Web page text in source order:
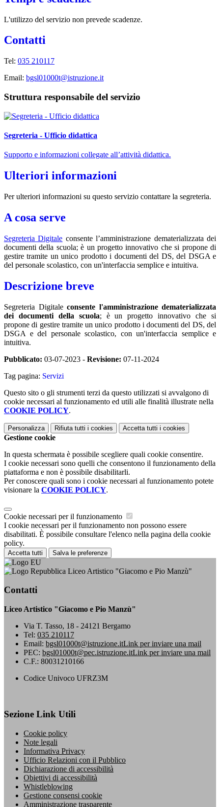
L'utilizzo del servizio non prevede scadenze.
Contatti
Tel: 035 210117
Email: bgsl01000t@istruzione.it
Struttura responsabile del servizio
Segreteria - Ufficio didattica
Supporto e informazioni collegate all’attività didattica.
Ulteriori informazioni
Per ulteriori informazioni su questo servizio contattare la segreteria.
A cosa serve
Segreteria Digitale consente l’amministrazione dematerializzata dei
documenti della scuola; è un progetto innovativo che si propone di
gestire tramite un unico prodotto i documenti del DS, del DSGA e
del personale scolastico, con un'interfaccia semplice e intuitiva.
Descrizione breve
Segreteria Digitale consente l'amministrazione dematerializzata
dei documenti della scuola; è un progetto innovativo che si
propone di gestire tramite un unico prodotto i documenti del DS, del
DSGA e del personale scolastico, con un'interfaccia semplice e
intuitiva.
Pubblicato: 03-07-2023 - Revisione: 07-11-2024
Tag pagina: Servizi
Questo sito o gli strumenti terzi da questo utilizzati si avvalgono di
cookie necessari al funzionamento ed utili alle finalità illustrate nella
COOKIE POLICY.
Personalizza Rifiuta tutti i cookies Accetta tutti i cookies
Gestione cookie
In questa schermata è possibile scegliere quali cookie consentire.
I cookie necessari sono quelli che consentono il funzionamento della
piattaforma e non è possibile disabilitarli.
Per conoscere quali sono i cookie necessari al funzionamento potete
visionare la COOKIE POLICY.
Cookie necessari per il funzionamento
I cookie necessari per il funzionamento non possono essere
disabilitati. È possibile consultare l'elenco nella pagina della cookie
policy.
Accetta tutti Salva le preferenze
Liceo Artistico "Giacomo e Pio Manzù"
Contatti
Liceo Artistico "Giacomo e Pio Manzù"
Via T. Tasso, 18 - 24121 Bergamo
Tel: 035 210117
Email: bgsl01000t@istruzione.itLink per inviare una mail
PEC: bgsl01000t@pec.istruzione.itLink per inviare una mail
C.F.: 80031210166
Codice Univoco UFRZ3M
Sezione Link Utili
Cookie policy
Note legali
Informativa Privacy
Ufficio Relazioni con il Pubblico
Dichiarazione di accessibilità
Obiettivi di accessibilità
Whistleblowing
Gestione consensi cookie
Amministrazione trasparente